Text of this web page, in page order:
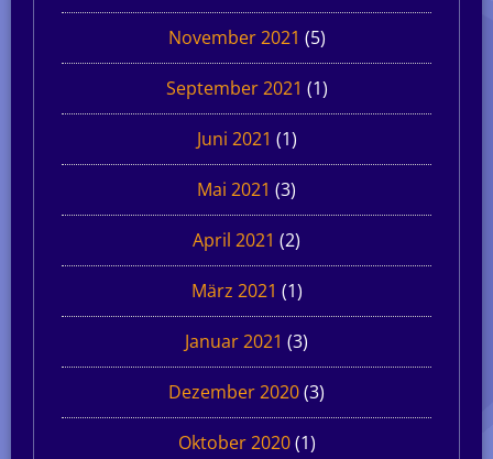
November 2021 (5)
September 2021 (1)
Juni 2021 (1)
Mai 2021 (3)
April 2021 (2)
März 2021 (1)
Januar 2021 (3)
Dezember 2020(3)
Oktober 2020(1)